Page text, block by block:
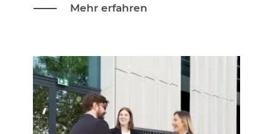
Mehr erfahren